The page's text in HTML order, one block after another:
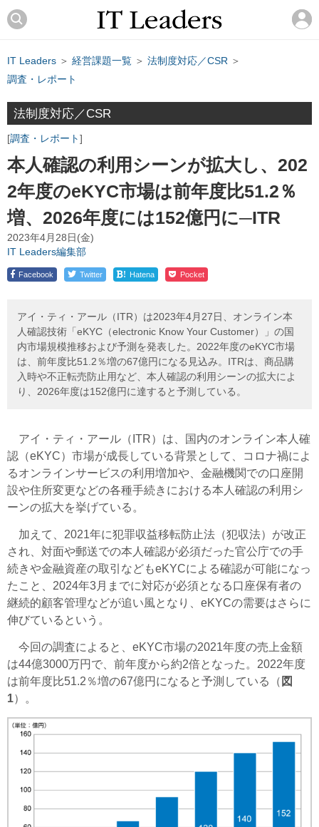
IT Leaders ＞ 経営課題一覧 ＞ 法制度対応／CSR ＞
調査・レポート
法制度対応／CSR
調査・レポート
本人確認の利用シーンが拡大し、202
2年度のeKYC市場は前年度比51.2％
増、2026年度には152億円に─ITR
2023年4月28日(金)
IT Leaders編集部
Facebook Twitter ! Hatena Pocket
アイ・ティ・アール（ITR）は2023年4月27日、オンライン本
人確認技術「eKYC（electronic Know Your Customer）」の国
内市場規模推移および予測を発表した。2022年度のeKYC市場
は、前年度比51.2％増の67億円になる見込み。ITRは、商品購
入時や不正転売防止用など、本人確認の利用シーンの拡大によ
り、2026年度は152億円に達すると予測している。
アイ・ティ・アール（ITR）は、国内のオンライン本人確
認（eKYC）市場が成長している背景として、コロナ禍によ
るオンラインサービスの利用増加や、金融機関での口座開
設や住所変更などの各種手続きにおける本人確認の利用シ
ーンの拡大を挙げている。
加えて、2021年に犯罪収益移転防止法（犯収法）が改正
され、対面や郵送での本人確認が必須だった官公庁での手
続きや金融資産の取引などもeKYCによる確認が可能になっ
たこと、2024年3月までに対応が必須となる口座保有者の
継続的顧客管理などが追い風となり、eKYCの需要はさらに
伸びているという。
今回の調査によると、eKYC市場の2021年度の売上金額
は44億3000万円で、前年度から約2倍となった。2022年度
は前年度比51.2％増の67億円になると予測している（ 図
1）。